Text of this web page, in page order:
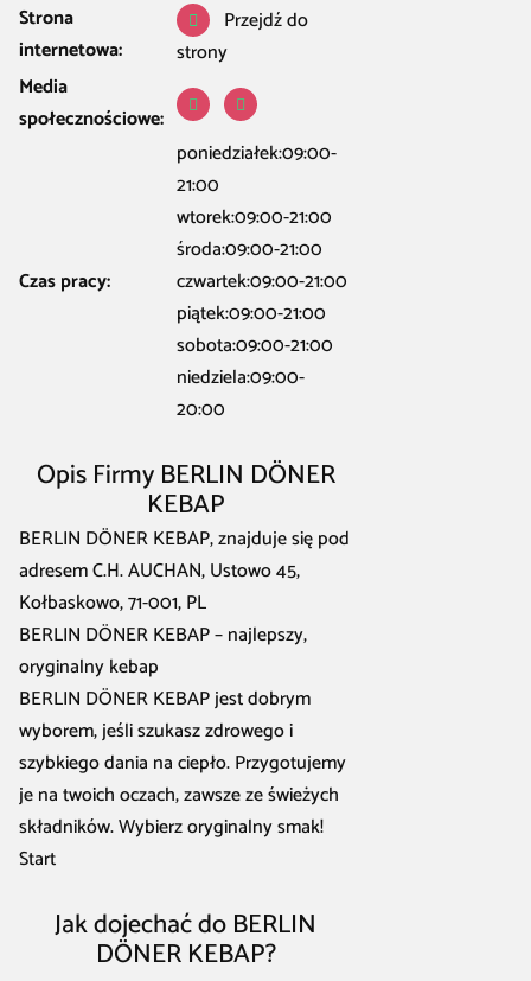
Strona
internetowa:
Przejdź do
strony
Media
społecznościowe:
Czas pracy:
poniedziałek:09:00-
21:00
wtorek:09:00-21:00
środa:09:00-21:00
czwartek:09:00-21:00
piątek:09:00-21:00
sobota:09:00-21:00
niedziela:09:00-
20:00
Opis Firmy BERLIN DÖNER
KEBAP
BERLIN DÖNER KEBAP, znajduje się pod
adresem C.H. AUCHAN, Ustowo 45,
Kołbaskowo, 71-001, PL
BERLIN DÖNER KEBAP – najlepszy,
oryginalny kebap
BERLIN DÖNER KEBAP jest dobrym
wyborem, jeśli szukasz zdrowego i
szybkiego dania na ciepło. Przygotujemy
je na twoich oczach, zawsze ze świeżych
składników. Wybierz oryginalny smak!
Start
Jak dojechać do BERLIN
DÖNER KEBAP?